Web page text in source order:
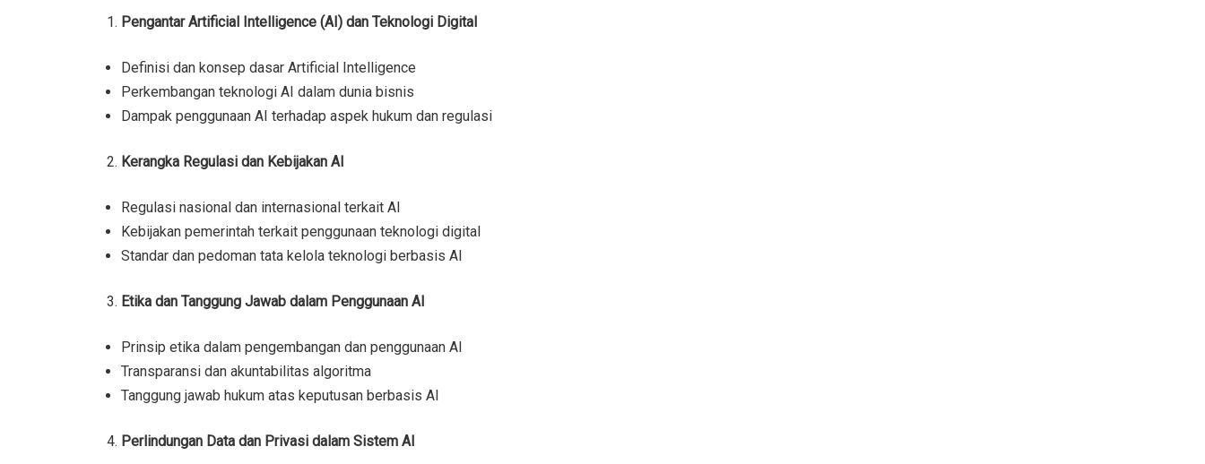
Pengantar Artificial Intelligence (AI) dan Teknologi Digital
Definisi dan konsep dasar Artificial Intelligence
Perkembangan teknologi AI dalam dunia bisnis
Dampak penggunaan AI terhadap aspek hukum dan regulasi
Kerangka Regulasi dan Kebijakan AI
Regulasi nasional dan internasional terkait AI
Kebijakan pemerintah terkait penggunaan teknologi digital
Standar dan pedoman tata kelola teknologi berbasis AI
Etika dan Tanggung Jawab dalam Penggunaan AI
Prinsip etika dalam pengembangan dan penggunaan AI
Transparansi dan akuntabilitas algoritma
Tanggung jawab hukum atas keputusan berbasis AI
Perlindungan Data dan Privasi dalam Sistem AI